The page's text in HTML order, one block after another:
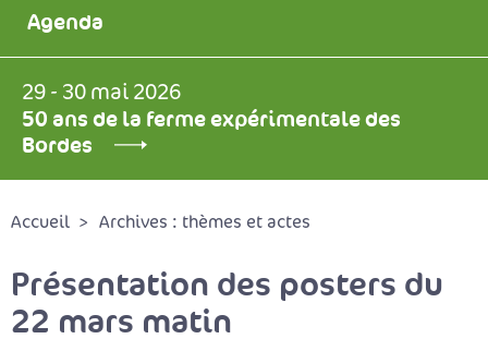
Agenda
29 - 30 mai 2026
50 ans de la ferme expérimentale des
Bordes
Accueil Archives : thèmes et actes
Présentation des posters du
22 mars matin